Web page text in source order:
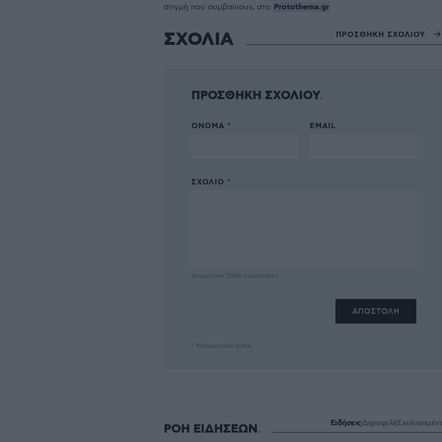
στιγμή που συμβαίνουν, στο Protothema.gr
ΣΧΟΛΙΑ ΠΡΟΣΘΗΚΗ ΣΧΟΛΙΟΥ
ΠΡΟΣΘΗΚΗ ΣΧΟΛΙΟΥ
ΌΝΟΜΑ * EMAIL
ΣΧΌΛΙΟ *
Απομένουν 2500 χαρακτήρες
* Υποχρεωτικά πεδία
ΡΟΗ ΕΙΔΗΣΕΩΝ ΕιδήσειςΔημοφιλή